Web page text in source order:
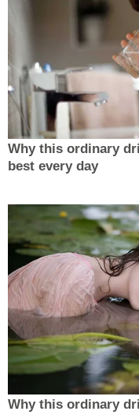
Why this ordinary
best every day
Why this ordinary